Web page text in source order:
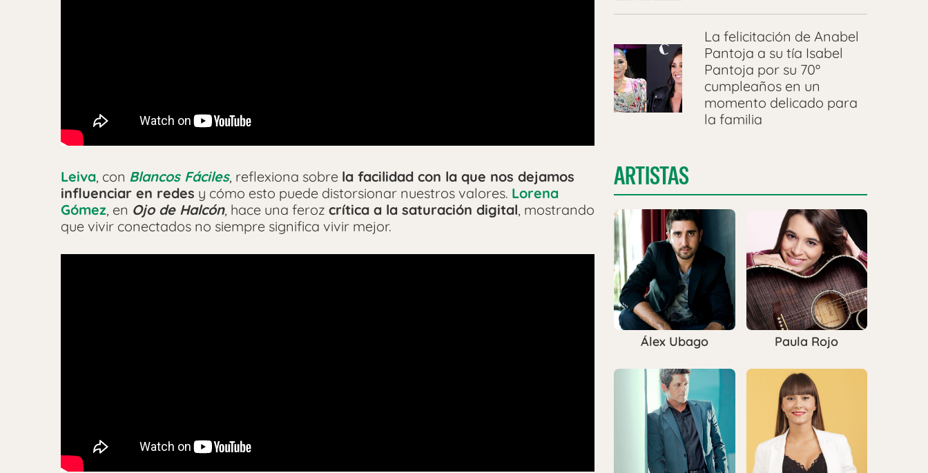
Leiva, con Blancos Fáciles, reflexiona sobre la facilidad con la que nos dejamos
influenciar en redes y cómo esto puede distorsionar nuestros valores. Lorena
Gómez, en Ojo de Halcón, hace una feroz crítica a la saturación digital, mostrando
que vivir conectados no siempre significa vivir mejor.
La felicitación de Anabel
Pantoja a su tía Isabel
Pantoja por su 70º
cumpleaños en un
momento delicado para
la familia
ARTISTAS
Álex Ubago Paula Rojo